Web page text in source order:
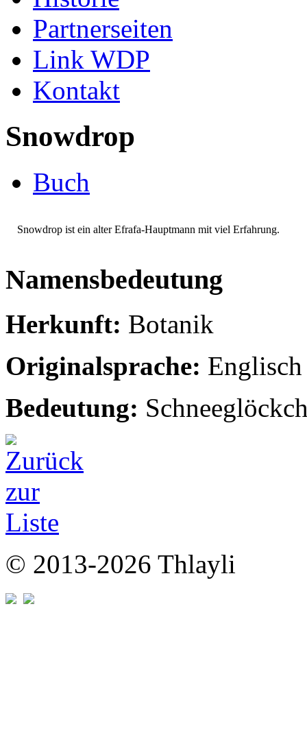
Partnerseiten
Link WDP
Kontakt
Snowdrop
Buch
Snowdrop ist ein alter Efrafa-Hauptmann mit viel Erfahrung.
Namensbedeutung
Herkunft: Botanik
Originalsprache: Englisch
Bedeutung:
© 2013-2026 Thlayli